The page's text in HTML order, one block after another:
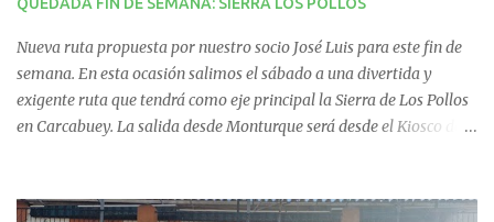
o
s
Nueva ruta propuesta por nuestro socio José Luis para este fin de
semana. En esta ocasión salimos el sábado a una divertida y
exigente ruta que tendrá como eje principal la Sierra de Los Pollos
en Carcabuey. La salida desde Monturque será desde el Kiosco de
Quedadas Fin de Semana 2025.